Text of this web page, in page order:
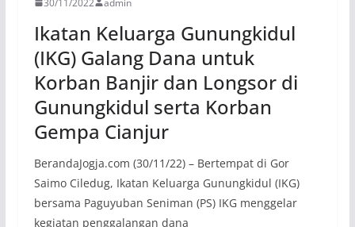
Ikatan Keluarga Gunungkidul
(IKG) Galang Dana untuk
Korban Banjir dan Longsor di
Gunungkidul serta Korban
Gempa Cianjur
BerandaJogja.com (30/11/22) – Bertempat di Gor
Saimo Ciledug, Ikatan Keluarga Gunungkidul (IKG)
bersama Paguyuban Seniman (PS) IKG menggelar
kegiatan penggalangan dana